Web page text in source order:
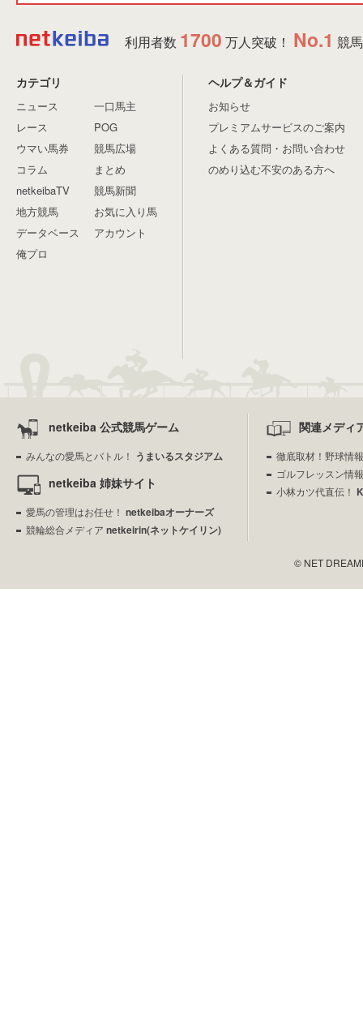
利用者数 1700 万人突破！ No.1 競
カテゴリ
ニュース
レース
ウマい馬券
コラム
netkeibaTV
地方競馬
データベース
俺プロ
一口馬主
POG
競馬広場
まとめ
競馬新聞
お気に入り馬
アカウント
ヘルプ＆ガイド
お知らせ
プレミアムサービスのご案内
よくある質問・お問い合わせ
のめり込む不安のある方へ
netkeiba 公式競馬ゲーム
みんなの愛馬とバトル！ うまいるスタジアム
netkeiba 姉妹サイト
愛馬の管理はお任せ！ netkeibaオーナーズ
競輪総合メディア netkeirin(ネットケイリン)
関連メディ
徹底取材！野球情
ゴルフレッスン情
小林カツ代直伝！
© NET